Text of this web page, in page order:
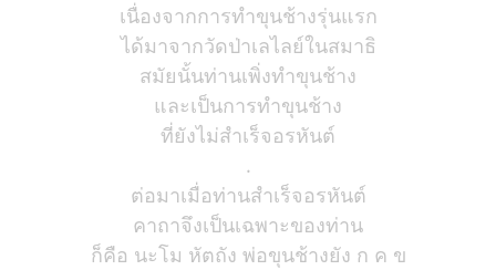
เนื่องจากการทำขุนช้างรุ่นแรก
ได้มาจากวัดป่าเลไลย์ในสมาธิ
สมัยนั้นท่านเพิ่งทำขุนช้าง
และเป็นการทำขุนช้าง
ที่ยังไม่สำเร็จอรหันต์
.
ต่อมาเมื่อท่านสำเร็จอรหันต์
คาถาจึงเป็นเฉพาะของท่าน
ก็คือ นะโม หัตถัง พ่อขุนช้างยัง ก ค ข